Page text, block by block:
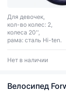
Для девочек,
кол-во колес: 2,
колеса 20'',
рама: сталь Hi-ten.
Нет в наличии
Велосипед